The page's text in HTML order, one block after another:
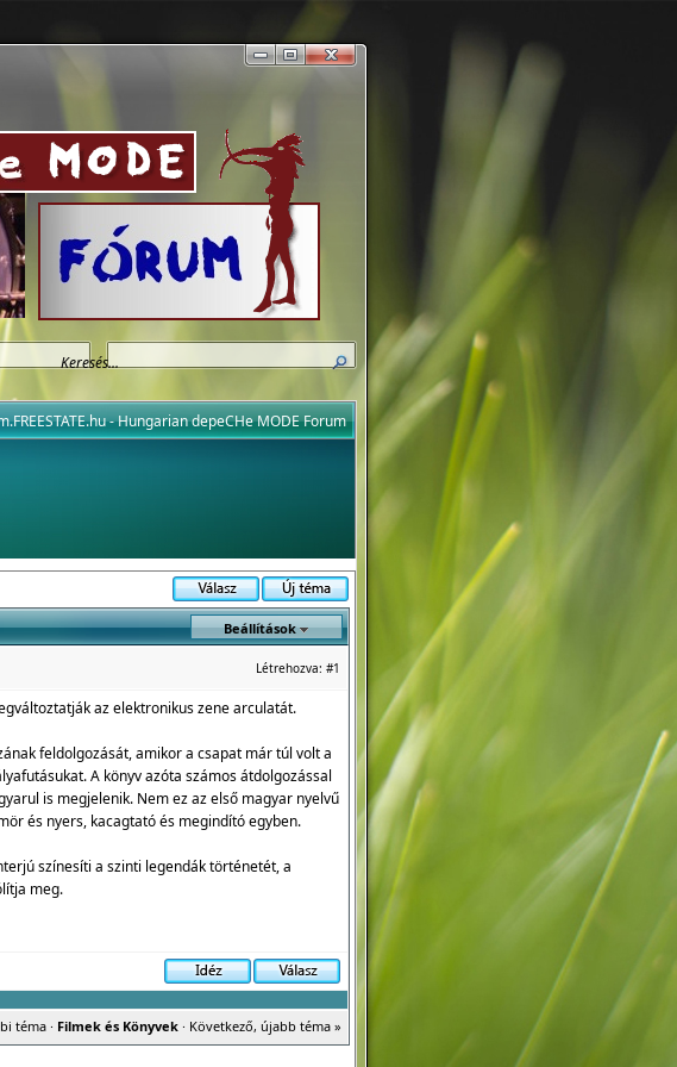
- Hungarian depeCHe MODE Forum
Beállítások
Létrehozva: #1
az elektronikus zene arculatát.
feldolgozását, amikor a csapat már túl volt a
A könyv azóta számos átdolgozással
is megjelenik. Nem ez az első magyar nyelvű
és nyers, kacagtató és megindító egyben.
színesíti a szinti legendák történetét, a
meg.
téma· Filmek és Könyvek· Következő, újabb téma »